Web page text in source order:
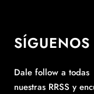
SÍGUENOS
Dale follow a todas
nuestras RRSS y